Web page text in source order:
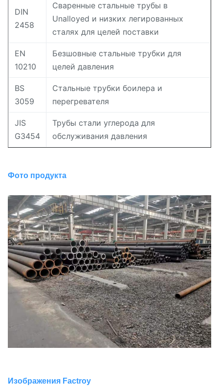
DIN
2458
Сваренные стальные трубы в
Unalloyed и низких легированных
сталях для целей поставки
EN
10210
Безшовные стальные трубки для
целей давления
BS
3059
Стальные трубки боилера и
перегревателя
JIS
G3454
Трубы стали углерода для
обслуживания давления
Фото продукта
Изображения Factroy